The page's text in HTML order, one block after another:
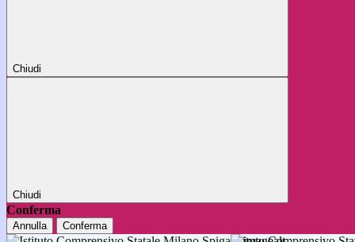
Chiudi
Chiudi
Conferma
Annulla Conferma